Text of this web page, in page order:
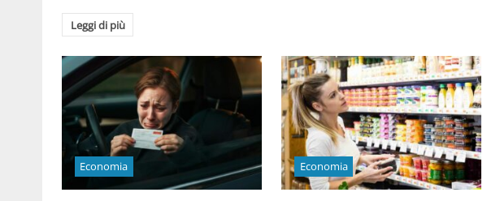
Leggi di più
Economia Economia